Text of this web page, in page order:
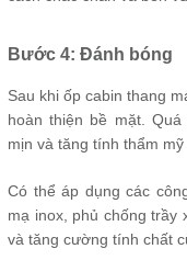
Bước 4: Đánh bóng
Sau khi ốp cabin thang
hoàn thiện bề mặt.
mịn và tăng tính thẩm mỹ
Có thể áp dụng các
mạ inox, phủ chống trầy
và tăng cường tính chất